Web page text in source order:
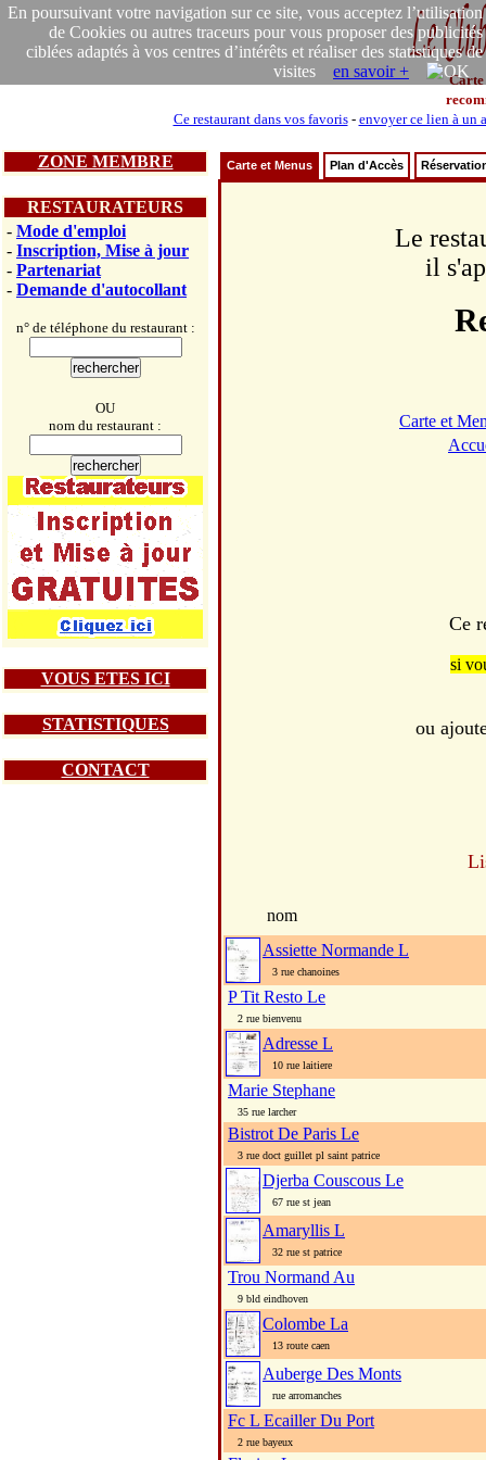
En poursuivant votre navigation sur ce site, vous acceptez l’utilisation
de Cookies ou autres traceurs pour vous proposer des publicités
ciblées adaptés à vos centres d’intérêts et réaliser des statistiques de
visites en savoir +
Carte
Ce restaurant dans vos favoris- envoyer ce lien à un
ZONE MEMBRE
RESTAURATEURS
- Mode d'emploi
- Inscription, Mise à jour
- Partenariat
- Demande d'autocollant
n° de téléphone du restaurant :
OU
nom du restaurant :
VOUS ETES ICI
STATISTIQUES
CONTACT
Carte et Menus Plan d'Accès
Le
il
Carte et
Ce
si
ou
nom
Assiette Normande L
3 rue chanoines
P Tit Resto Le
2 rue bienvenu
Adresse L
10 rue laitiere
Marie Stephane
35 rue larcher
Bistrot De Paris Le
3 rue doct guillet pl saint patrice
Djerba Couscous Le
67 rue st jean
Amaryllis L
32 rue st patrice
Trou Normand Au
9 bld eindhoven
Colombe La
13 route caen
Auberge Des Monts
rue arromanches
Fc L Ecailler Du Port
2 rue bayeux